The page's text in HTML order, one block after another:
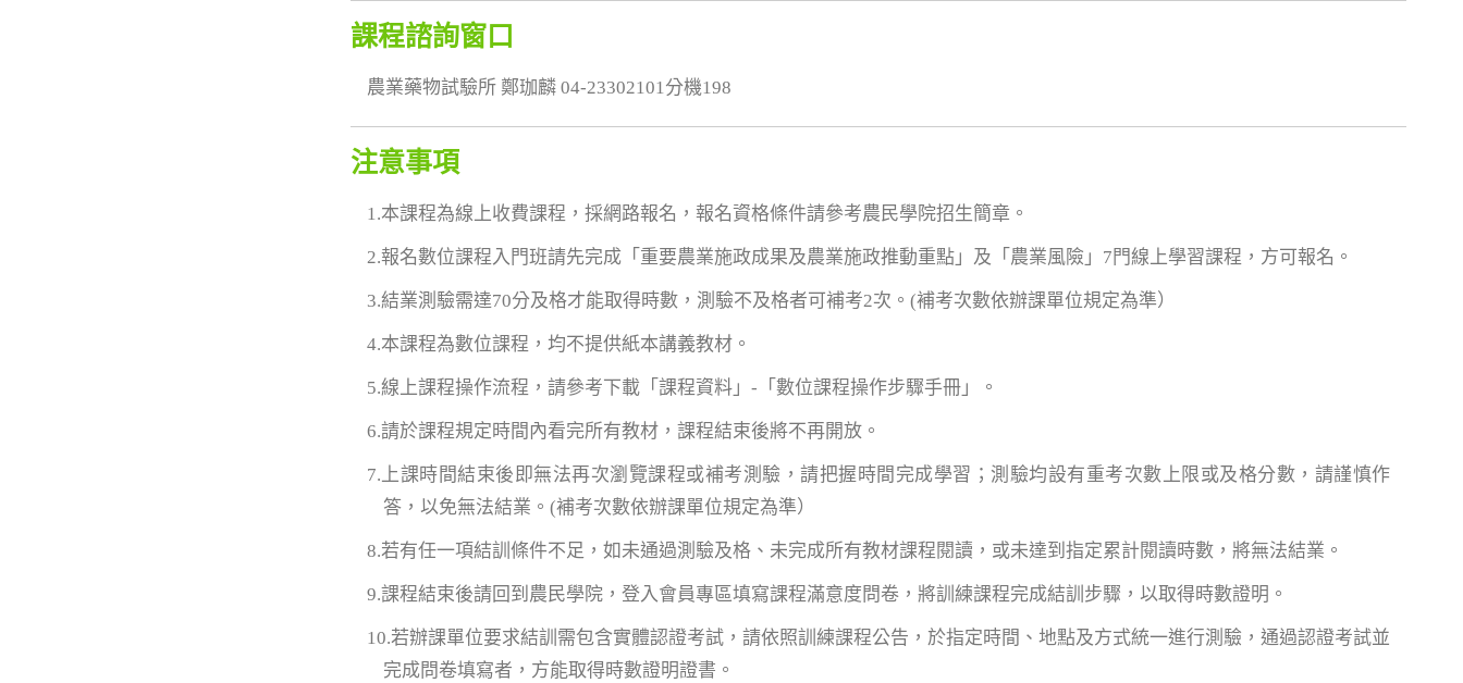
課程諮詢窗口
農業藥物試驗所 鄭珈麟 04-23302101分機198
注意事項
1.本課程為線上收費課程，採網路報名，報名資格條件請參考農民學院招生簡章。
2.報名數位課程入門班請先完成「重要農業施政成果及農業施政推動重點」及「農業風險」7門線上學習課程，方可報名。
3.結業測驗需達70分及格才能取得時數，測驗不及格者可補考2次。(補考次數依辦課單位規定為準）
4.本課程為數位課程，均不提供紙本講義教材。
5.線上課程操作流程，請參考下載「課程資料」-「數位課程操作步驟手冊」。
6.請於課程規定時間內看完所有教材，課程結束後將不再開放。
7.上課時間結束後即無法再次瀏覽課程或補考測驗，請把握時間完成學習；測驗均設有重考次數上限或及格分數，請謹慎作
答，以免無法結業。(補考次數依辦課單位規定為準）
8.若有任一項結訓條件不足，如未通過測驗及格、未完成所有教材課程閱讀，或未達到指定累計閱讀時數，將無法結業。
9.課程結束後請回到農民學院，登入會員專區填寫課程滿意度問卷，將訓練課程完成結訓步驟，以取得時數證明。
10.若辦課單位要求結訓需包含實體認證考試，請依照訓練課程公告，於指定時間、地點及方式統一進行測驗，通過認證考試並
完成問卷填寫者，方能取得時數證明證書。